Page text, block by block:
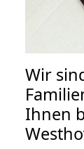
Wir
Ihnen